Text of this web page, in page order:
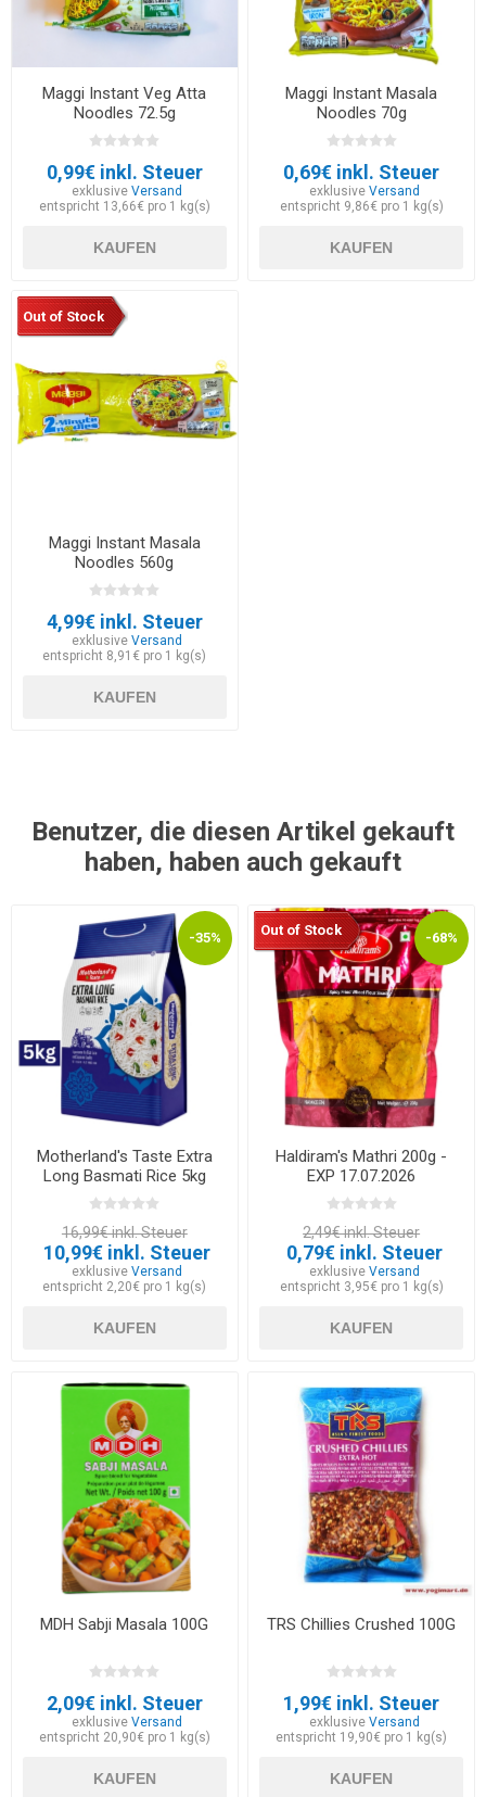
Maggi Instant Veg Atta
Noodles 72.5g
0,99€ inkl. Steuer
exklusiveVersand
entspricht 13,66€ pro 1 kg(s)
KAUFEN
Maggi Instant Masala
Noodles 70g
0,69€ inkl. Steuer
exklusive Versand
entspricht 9,86€ pro 1 kg(s)
KAUFEN
Out of Stock
Maggi Instant Masala
Noodles 560g
4,99€ inkl. Steuer
exklusiveVersand
entspricht 8,91€ pro 1 kg(s)
KAUFEN
Benutzer, die diesen Artikel gekauft
haben, haben auch gekauft
-35%
Motherland's Taste Extra
Long Basmati Rice 5kg
16,99€ inkl. Steuer
10,99€ inkl. Steuer
exklusiveVersand
entspricht 2,20€ pro 1 kg(s)
KAUFEN
-68%
Out of Stock
Haldiram's Mathri 200g -
EXP 17.07.2026
2,49€ inkl. Steuer
0,79€ inkl. Steuer
exklusive Versand
entspricht 3,95€ pro 1 kg(s)
KAUFEN
MDH Sabji Masala 100G
2,09€ inkl. Steuer
exklusiveVersand
entspricht 20,90€ pro 1 kg(s)
KAUFEN
TRS Chillies Crushed 100G
1,99€ inkl. Steuer
exklusive Versand
entspricht 19,90€ pro 1 kg(s)
KAUFEN